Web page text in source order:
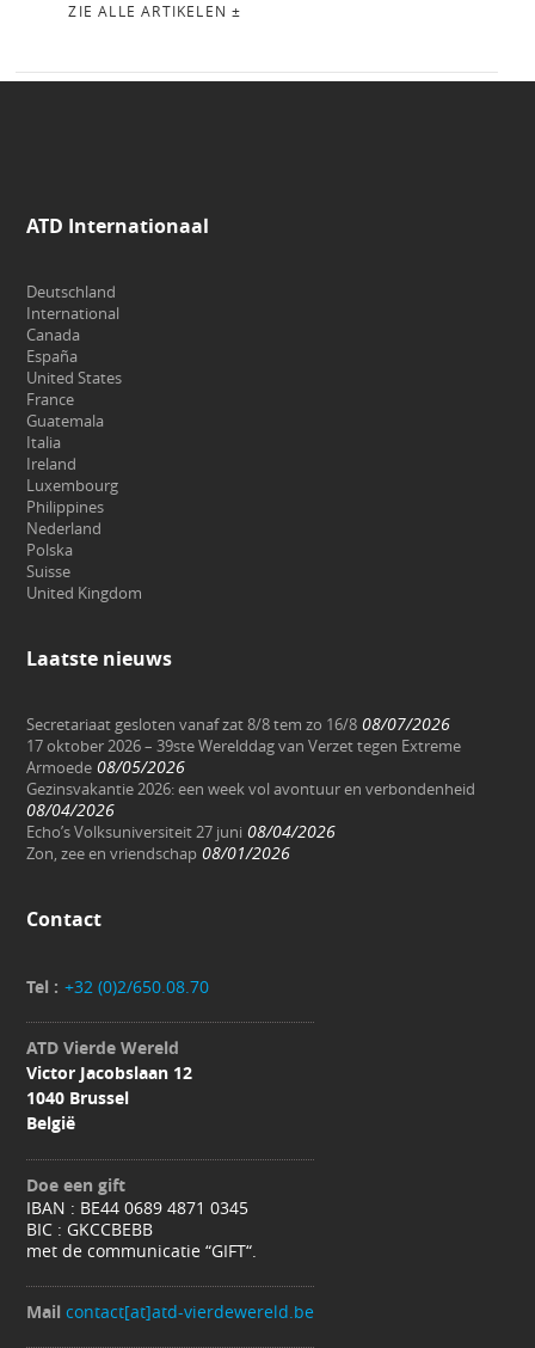
ZIE ALLE ARTIKELEN ±
ATD Internationaal
Deutschland
International
Canada
España
United States
France
Guatemala
Italia
Ireland
Luxembourg
Philippines
Nederland
Polska
Suisse
United Kingdom
Laatste nieuws
Secretariaat gesloten vanaf zat 8/8 tem zo 16/8 08/07/2026
17 oktober 2026 – 39ste Werelddag van Verzet tegen Extreme
Armoede 08/05/2026
Gezinsvakantie 2026: een week vol avontuur en verbondenheid
08/04/2026
Echo’s Volksuniversiteit 27 juni 08/04/2026
Zon, zee en vriendschap 08/01/2026
Contact
Tel : +32 (0)2/650.08.70
ATD Vierde Wereld
Victor Jacobslaan 12
1040 Brussel
België
Doe een gift
IBAN : BE44 0689 4871 0345
BIC : GKCCBEBB
met de communicatie “GIFT“.
Mail contact[at]atd-vierdewereld.be